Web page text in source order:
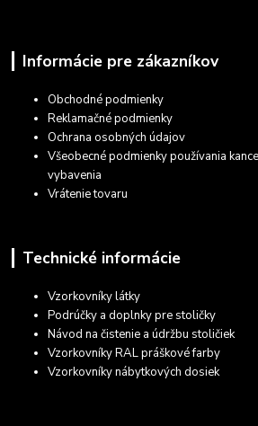
Informácie pre zákazníkov
Obchodné podmienky
Reklamačné podmienky
Ochrana osobných údajov
Všeobecné podmienky používania
vybavenia
Vrátenie tovaru
Technické informácie
Vzorkovníky látky
Podrúčky a doplnky pre stoličky
Návod na čistenie a údržbu stoličiek
Vzorkovníky RAL práškové farby
Vzorkovníky nábytkových dosiek